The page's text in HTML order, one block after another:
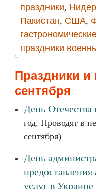
праздники,
Пакистан, США,
праздники
Праздники
сентября
День
год. Проводят в
сентября)
День
услуг в Украине